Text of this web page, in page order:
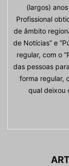
(largos)
Profissional
de âmbito
de Notícias” e
regular, com o
das pessoas
forma regular,
qual deixou